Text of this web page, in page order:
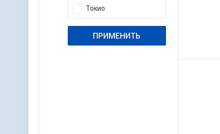
Новосибирск
Самара
Токио
ПРИМЕНИТЬ